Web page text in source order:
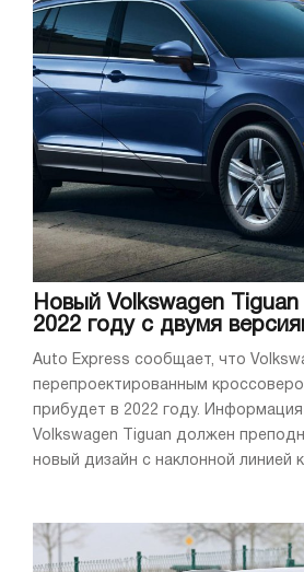
Новый Volkswagen Tiguan
2022 году с двумя
Auto Express сообщает, что
перепроектированным
прибудет в 2022 году. Информация
Volkswagen Tiguan должен
новый дизайн с наклонной линией